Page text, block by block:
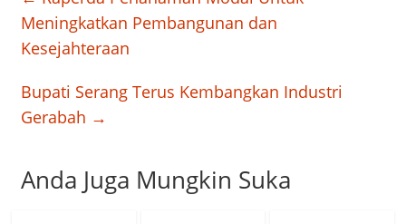
Meningkatkan Pembangunan dan
Kesejahteraan
Bupati Serang Terus Kembangkan Industri
Gerabah →
Anda Juga Mungkin Suka